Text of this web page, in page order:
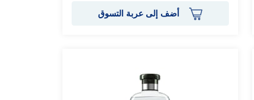
أضف إلى عربة التسوق